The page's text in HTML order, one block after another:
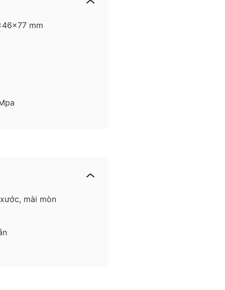
mm
mài mòn